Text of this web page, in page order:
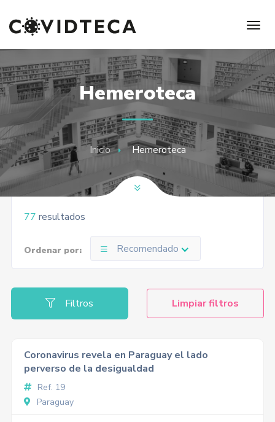
Hemeroteca
Inicio Hemeroteca
77 resultados
Ordenar por: Recomendado
Filtros Limpiar filtros
Coronavirus revela en Paraguay el lado
perverso de la desigualdad
Ref. 19
Paraguay